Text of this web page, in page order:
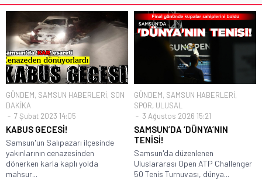
GÜNDEM, SAMSUN HABERLERİ, SON
DAKİKA
7 Şubat 2023 14:05
KABUS GECESİ!
Samsun'un Salıpazarı ilçesinde
yakınlarının cenazesinden
dönerken karla kaplı yolda
mahsur...
GÜNDEM, SAMSUN HABERLERİ,
SPOR, ULUSAL
3 Ağustos 2026 15:21
SAMSUN’DA ‘DÜNYA’NIN
TENİSİ!
Samsun'da düzenlenen
Uluslararası Open ATP Challenger
50 Tenis Turnuvası, dünya...